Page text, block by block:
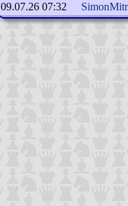
09.07.26 07:32